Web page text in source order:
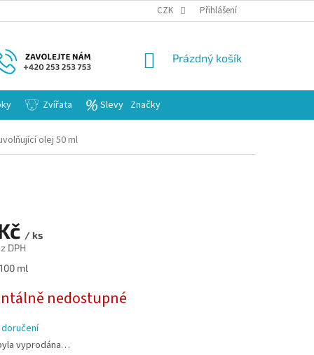
CZK Přihlášení
NÁKUPNÍ
Prázdný košík
Zvířata Slevy Značky
olej 50 ml
/ ks
DPH
ml
nedostupné
vyprodána…